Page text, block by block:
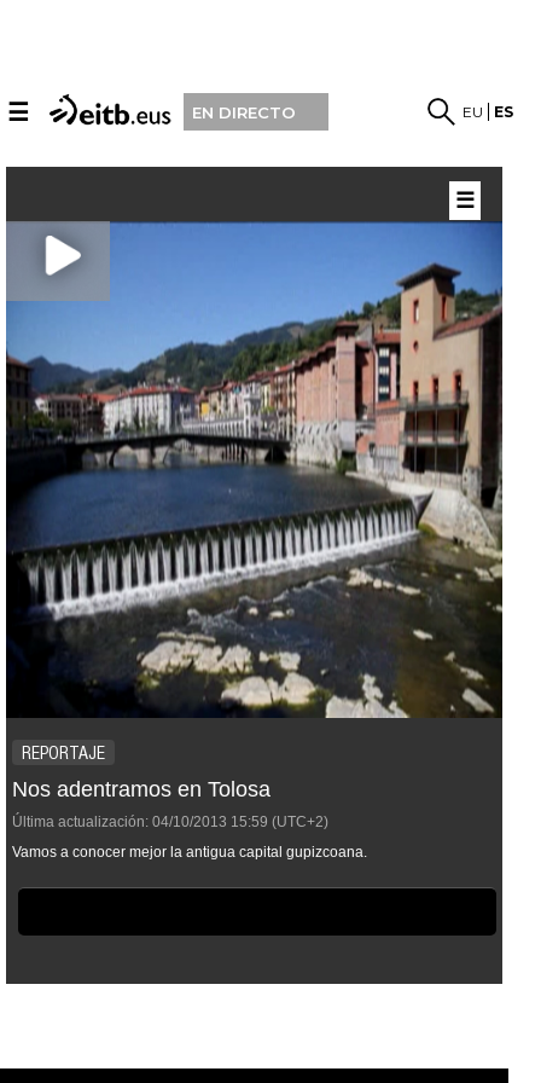
☰ EN DIRECTO EU ES
REPORTAJE
Nos adentramos en Tolosa
Última actualización: 04/10/2013 15:59 (UTC+2)
Vamos a conocer mejor la antigua capital gupizcoana.
☰